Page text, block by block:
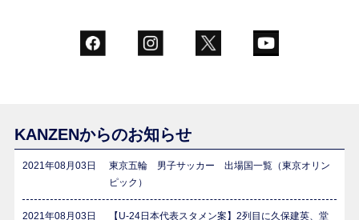
KANZENからのお知らせ
2021年08月03日
東京五輪 男子サッカー 出場国一覧（東京オリン
ピック）
2021年08月03日
【U-24日本代表スタメン案】2列目に久保建英、堂